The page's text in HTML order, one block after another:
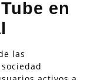
en
las